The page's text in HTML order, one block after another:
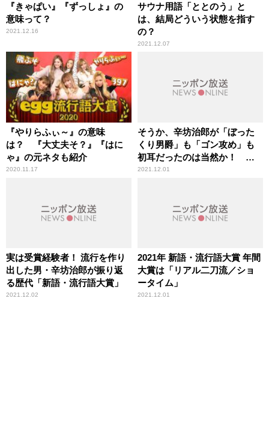
『きゃぱい』『ずっしょ』の
意味って？
2021.12.16
サウナ用語「ととのう」と
は、結局どういう状態を指す
の？
2021.12.07
『やりらふぃ～』の意味
は？ 『大丈夫そ？』『はに
ゃ』の元ネタも紹介
2020.11.17
そうか、辛坊治郎が「ぼった
くり男爵」も「ゴン攻め」も
初耳だったのは当然か！ ～
新語・流行語大賞 発表
2021.12.01
実は受賞経験者！ 流行を作り
出した男・辛坊治郎が振り返
る歴代「新語・流行語大賞」
2021.12.02
2021年 新語・流行語大賞 年間
大賞は「リアル二刀流／ショ
ータイム」
2021.12.01